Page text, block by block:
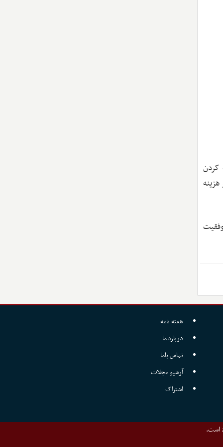
کردن
هزینه
هفته نامه
درباره ما
تماس باما
آرشیو مجلات
اشتراک
است.